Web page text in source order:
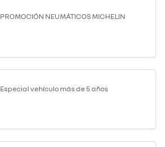
PROMOCIÓN NEUMÁTICOS MICHELIN
Especial vehículo más de 5 años